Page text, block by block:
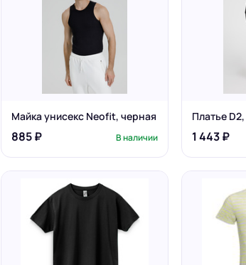
Майка унисекс Neofit, черная
885 ₽ В наличии
Платье
1 443 ₽